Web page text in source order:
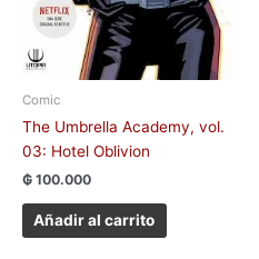
Comic
The Umbrella Academy, vol.
03: Hotel Oblivion
₲ 100.000
Añadir al carrito